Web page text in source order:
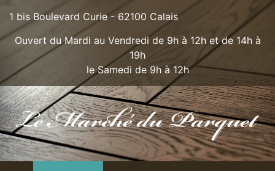
1 bis Boulevard Curie - 62100 Calais
Ouvert du Mardi au Vendredi de 9h à 12h et de 14h à
19h
le Samedi de 9h à 12h